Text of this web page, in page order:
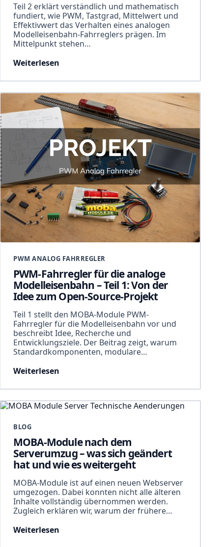
Teil 2 erklärt verständlich und mathematisch
fundiert, wie PWM, Tastgrad, Mittelwert und
Effektivwert das Verhalten eines analogen
Modelleisenbahn-Fahrreglers prägen. Im
Mittelpunkt stehen…
Weiterlesen
PWM ANALOG FAHRREGLER
PWM-Fahrregler für die analoge
Modelleisenbahn – Teil 1: Von der
Idee zum Open-Source-Projekt
Teil 1 stellt den MOBA-Module PWM-
Fahrregler für die Modelleisenbahn vor und
beschreibt Idee, Recherche und
Entwicklungsziele. Der Beitrag zeigt, warum
Standardkomponenten, modulare…
Weiterlesen
BLOG
MOBA-Module nach dem
Serverumzug – was sich geändert
hat und wie es weitergeht
MOBA-Module ist auf einen neuen Webserver
umgezogen. Dabei konnten nicht alle älteren
Inhalte vollständig übernommen werden.
Zugleich erklären wir, warum der frühere…
Weiterlesen